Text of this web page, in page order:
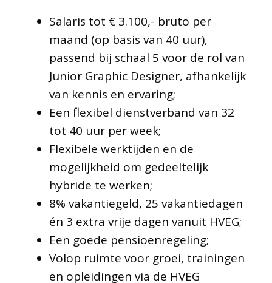
Salaris tot € 3.100,- bruto per
maand (op basis van 40 uur),
passend bij schaal 5 voor de rol van
Junior Graphic Designer, afhankelijk
van kennis en ervaring;
Een flexibel dienstverband van 32
tot 40 uur per week;
Flexibele werktijden en de
mogelijkheid om gedeeltelijk
hybride te werken;
8% vakantiegeld, 25 vakantiedagen
én 3 extra vrije dagen vanuit HVEG;
Een goede pensioenregeling;
Volop ruimte voor groei, trainingen
en opleidingen via de HVEG